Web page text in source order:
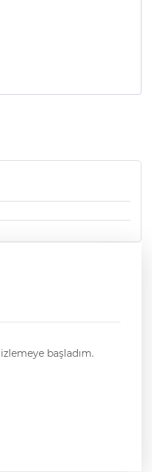
başladım.